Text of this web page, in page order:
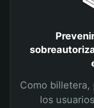
Como
los